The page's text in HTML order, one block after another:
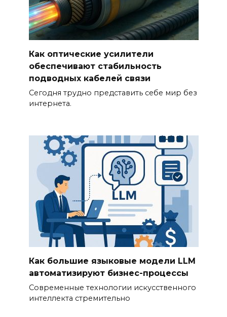
Как оптические усилители
обеспечивают стабильность
подводных кабелей связи
Сегодня трудно представить себе мир без
интернета.
Как большие языковые модели LLM
автоматизируют бизнес-процессы
Современные технологии искусственного
интеллекта стремительно